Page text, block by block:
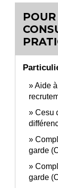
Aide
Cesu
garde
garde